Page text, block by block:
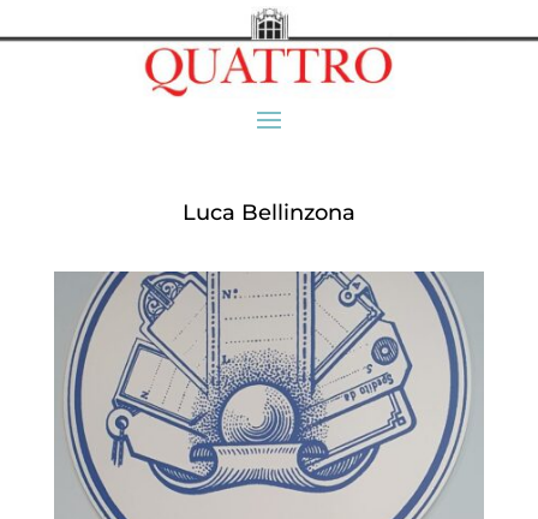
Luca Bellinzona